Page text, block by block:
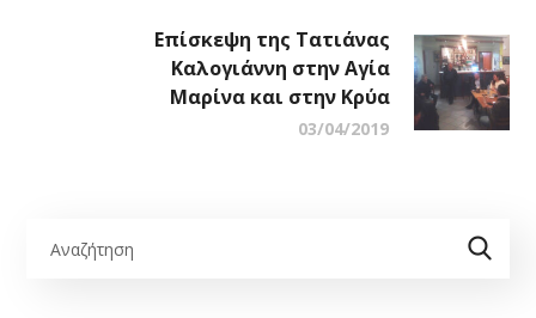
Επίσκεψη της Τατιάνας
Καλογιάννη στην Αγία
Μαρίνα και στην Κρύα
03/04/2019